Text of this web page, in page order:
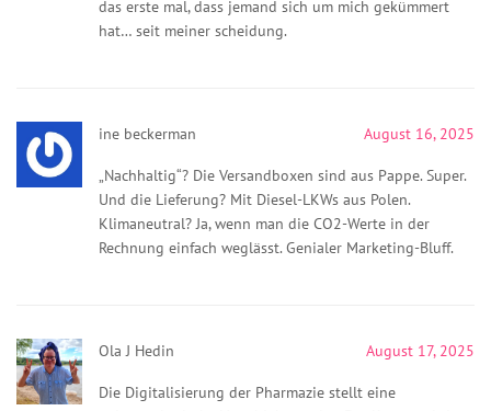
das erste mal, dass jemand sich um mich gekümmert
hat… seit meiner scheidung.
ine beckerman August 16, 2025
„Nachhaltig“? Die Versandboxen sind aus Pappe. Super.
Und die Lieferung? Mit Diesel-LKWs aus Polen.
Klimaneutral? Ja, wenn man die CO2-Werte in der
Rechnung einfach weglässt. Genialer Marketing-Bluff.
Ola J Hedin August 17, 2025
Die Digitalisierung der Pharmazie stellt eine